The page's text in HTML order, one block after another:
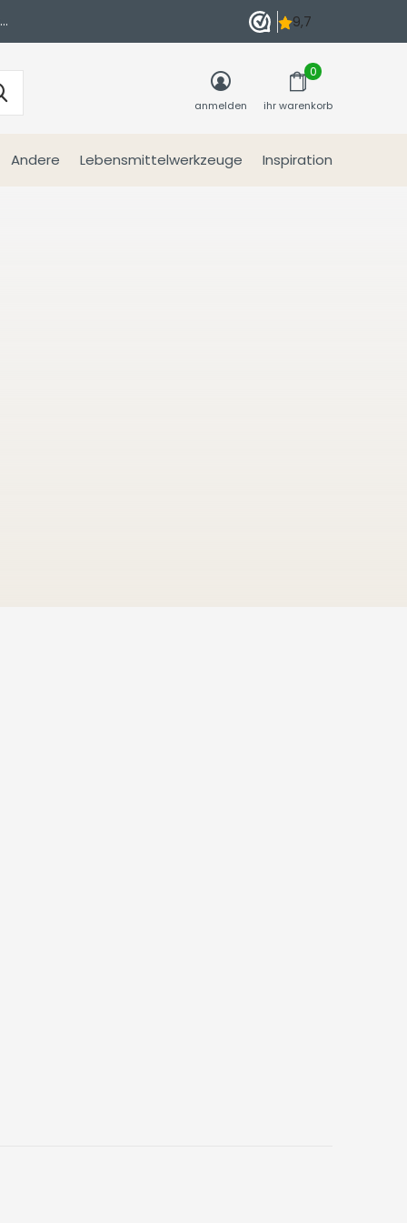
Andere Lebensmittelwerkzeuge Inspiration
anmelden ihr warenkorb
0